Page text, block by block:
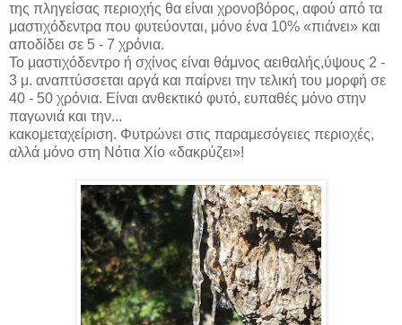
της πληγείσας περιοχής θα είναι χρονοβόρος, αφού από τα
μαστιχόδεντρα που φυτεύονται, μόνο ένα 10% «πιάνει» και
αποδίδει σε 5 - 7 χρόνια.
Το μαστιχόδεντρο ή σχίνος είναι θάμνος αειθαλής,ύψους 2 -
3 μ. αναπτύσσεται αργά και παίρνει την τελική του μορφή σε
40 - 50 χρόνια. Είναι ανθεκτικό φυτό, ευπαθές μόνο στην
παγωνιά και την...
κακομεταχείριση. Φυτρώνει στις παραμεσόγειες περιοχές,
αλλά μόνο στη Νότια Χίο «δακρύζει»!